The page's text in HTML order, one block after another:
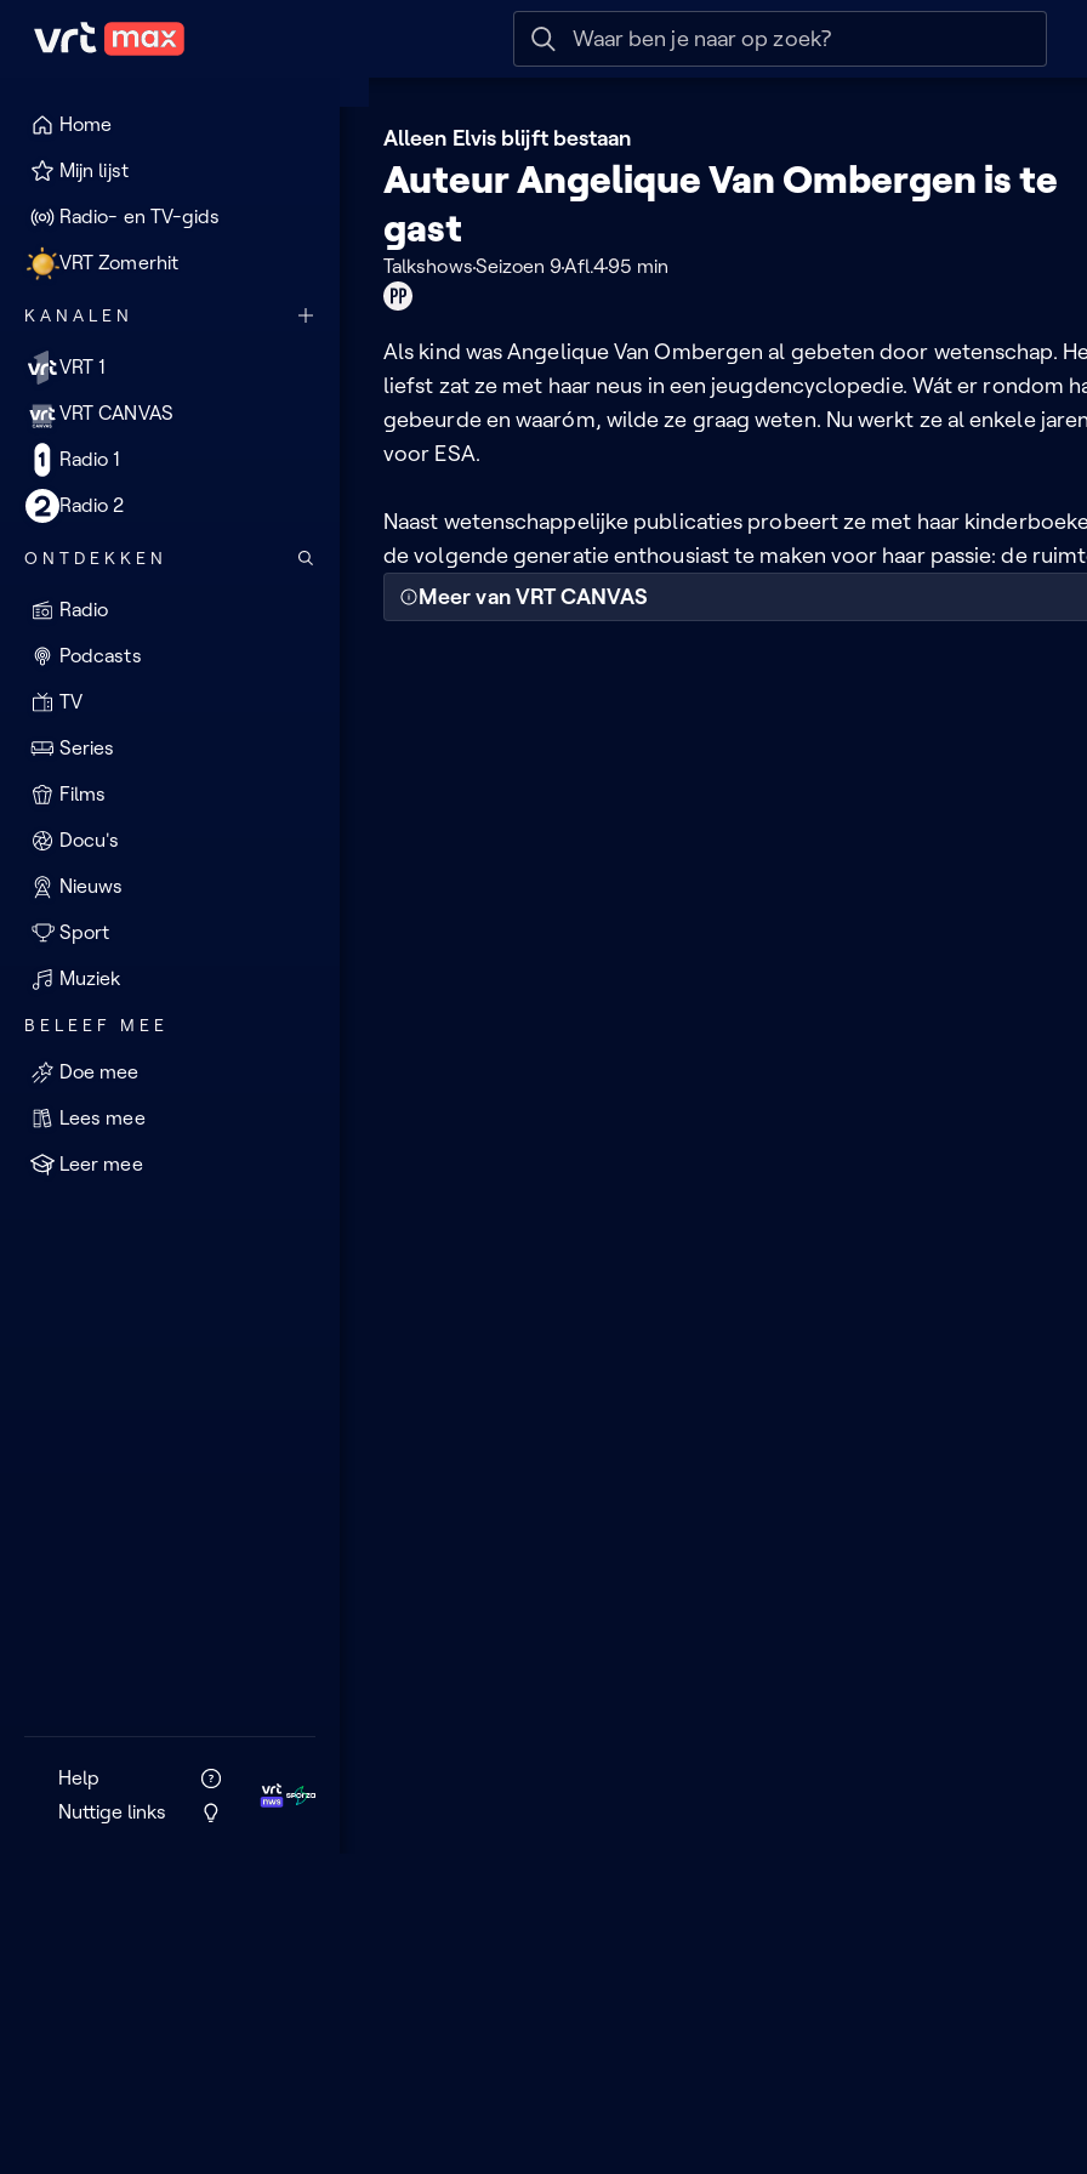
Naar hoofdinhoud Naar help
Home
Mijn lijst
Radio- en TV-gids
VRT Zomerhit
KANALEN
VRT 1
VRT CANVAS
Radio 1
Radio 2
ONTDEKKEN
Radio
Podcasts
TV
Series
Films
Docu's
Nieuws
Sport
Muziek
BELEEF MEE
Doe mee
Lees mee
Leer mee
Help
Nuttige links
Alleen Elvis blijft bestaan
Auteur Angelique Van Ombergen is te
gast
TalkshowsSeizoen 9Afl.495 min
Product
Als kind was Angelique Van Ombergen al gebeten door wetenschap.
liefst zat ze met haar neus in een jeugdencyclopedie. Wát er rondom
gebeurde en waaróm, wilde ze graag weten. Nu werkt ze al enkele
voor ESA.
Naast wetenschappelijke publicaties probeert ze met haar
de volgende generatie enthousiast te maken voor haar passie: de
Meer van VRT CANVAS